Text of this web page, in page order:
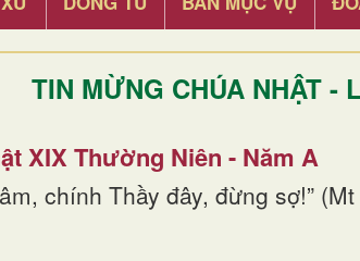
TIN MỪNG CHÚA NHẬT -
XIX Thường Niên - Năm A
chính Thầy đây, đừng sợ!”